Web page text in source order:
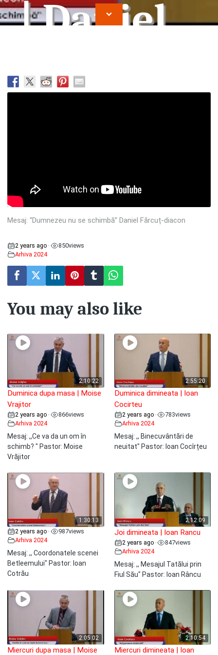
| Daniel
Farcut
Mesaj: “Dumnezeu nu se schimbă” Daniel Fărcuț-diacon
2 years ago • 850views
Arhiva 2024
You may also like
2:10:22
Duminica dupa masa | Moise
Vrajitor
2 years ago • 866views
Arhiva 2024
Mesaj: ,,Ce va da un om în
schimb? " Pastor: Moise
Vrăjitor
2:55:20
Duminica dimineata | Ioan
Cocirteu
2 years ago • 783views
Arhiva 2024
Mesaj: ,, Binecuvântări de
neuitat" Pastor: Ioan Cocîrțeu
1:30:13
2 years ago • 987views
Arhiva 2024
Mesaj: ,, Coordonatele scenei
Betleemului" Pastor: Ioan
Cotrău
2:12:09
Joi dimineata | Ioan Rancu
2 years ago • 847views
Arhiva 2024
Mesaj: ,, Mesajul Tatălui prin
Fiul Său" Pastor: Ioan Râncu
2:05:02
Miercuri dupa masa | Moise
2:10:54
Miercuri dimineata | Ioan